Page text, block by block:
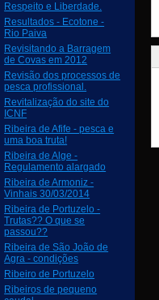
Respeito e Liberdade.
Resultados - Ecotone -
Rio Paiva
Revisitando a Barragem
de Covas em 2012
Revisão dos processos de
pesca profissional.
Revitalização do site do
ICNF
Ribeira de Afife - pesca e
uma boa truta!
Ribeira de Alge -
Regulamento alargado
Ribeira de Armoniz -
Vinhais 30/03/2014
Ribeira de Portuzelo -
Trutas?? O que se
passou??
Ribeira de São João de
Agra - condições
Ribeiro de Portuzelo
Ribeiros de pequeno